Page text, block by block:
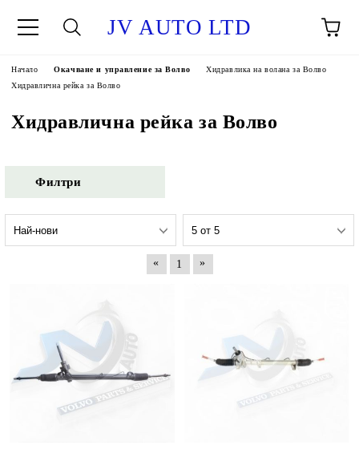
JV AUTO LTD
Начало Окачване и управление за Волво
Хидравлика на волана за Волво
Хидравлична рейка за Волво
Хидравлична рейка за Волво
Филтри
« 1 »